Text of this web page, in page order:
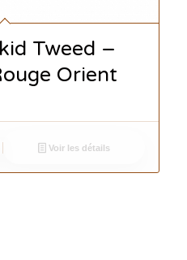
Tweed –
Orient
Voir les détails